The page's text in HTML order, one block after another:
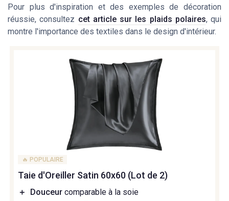
Pour plus d'inspiration et des exemples de décoration
réussie, consultez cet article sur les plaids polaires, qui
montre l'importance des textiles dans le design d'intérieur.
🔥 POPULAIRE
Taie d'Oreiller Satin 60x60 (Lot de 2)
＋ Douceur comparable à la soie